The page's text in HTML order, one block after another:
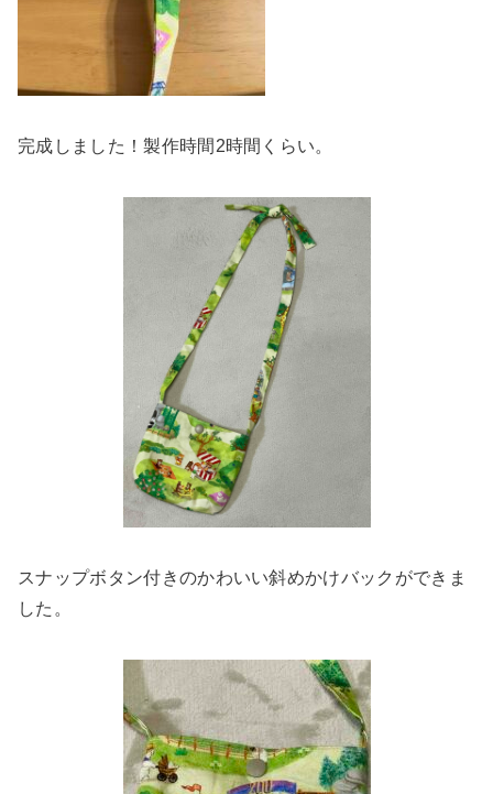
完成しました！製作時間2時間くらい。
スナップボタン付きのかわいい斜めかけバックができま
した。